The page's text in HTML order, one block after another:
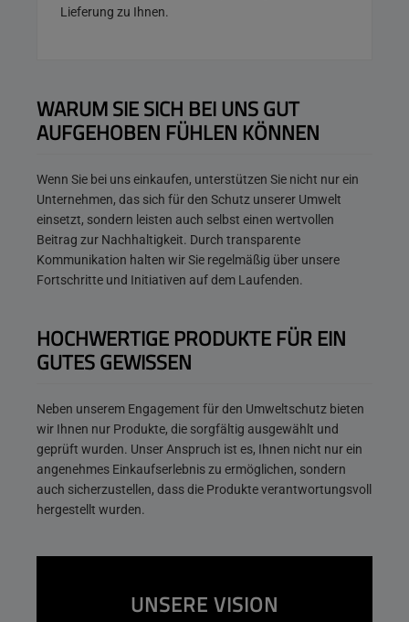
Lieferung zu Ihnen.
WARUM SIE SICH BEI UNS GUT
AUFGEHOBEN FÜHLEN KÖNNEN
Wenn Sie bei uns einkaufen, unterstützen Sie nicht nur ein
Unternehmen, das sich für den Schutz unserer Umwelt
einsetzt, sondern leisten auch selbst einen wertvollen
Beitrag zur Nachhaltigkeit. Durch transparente
Kommunikation halten wir Sie regelmäßig über unsere
Fortschritte und Initiativen auf dem Laufenden.
HOCHWERTIGE PRODUKTE FÜR EIN
GUTES GEWISSEN
Neben unserem Engagement für den Umweltschutz bieten
wir Ihnen nur Produkte, die sorgfältig ausgewählt und
geprüft wurden. Unser Anspruch ist es, Ihnen nicht nur ein
angenehmes Einkaufserlebnis zu ermöglichen, sondern
auch sicherzustellen, dass die Produkte verantwortungsvoll
hergestellt wurden.
UNSERE VISION